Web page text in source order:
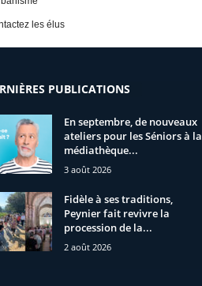
les élus
PUBLICATIONS
En septembre, de nouveaux
ateliers pour les Séniors à la
médiathèque...
3 août 2026
Fidèle à ses traditions,
Peynier fait revivre la
procession de la...
2 août 2026